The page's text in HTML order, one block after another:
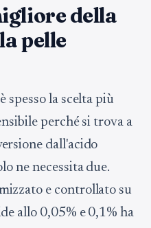
della
pelle
spesso la scelta più
perché si trova a
dall'acido
ne necessita due.
e controllato su
allo 0,05% e 0,1% ha